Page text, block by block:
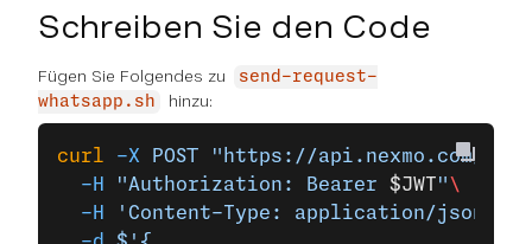
Schreiben Sie den Code
Fügen Sie Folgendes zu
send-request-
whatsapp.sh
hinzu:
curl -X POST "https://api.nexmo.com/
  -H
"Authorization: Bearer $JWT" \
  -H
'Content-Type: application/json'